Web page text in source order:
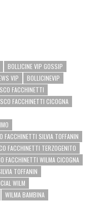
BOLLICINE VIP GOSSIP
VIP
BOLLICINEVIP
FACCHINETTI
FACCHINETTI CICOGNA
FACCHINETTI SILVIA TOFFANIN
FACCHINETTI TERZOGENITO
FACCHINETTI WILMA CICOGNA
TOFFANIN
WILM
WILMA BAMBINA